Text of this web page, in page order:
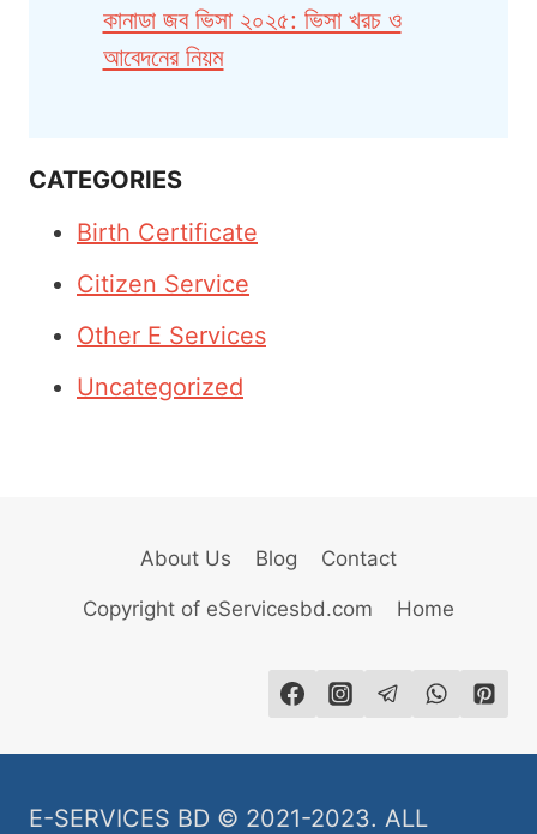
কানাডা জব ভিসা ২০২৫: ভিসা খরচ ও
আবেদনের নিয়ম
CATEGORIES
Birth Certificate
Citizen Service
Other E Services
Uncategorized
About Us Blog Contact
Copyright of eServicesbd.com Home
E-SERVICES BD © 2021-2023. ALL